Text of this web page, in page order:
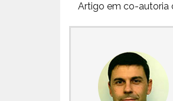
Artigo em co-autoria